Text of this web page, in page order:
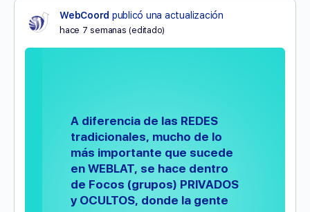
WebCoord publicó una actualización
hace 7 semanas (editado)
A diferencia de las REDES
tradicionales, mucho de lo
más importante que sucede
en WEBLAT, se hace dentro
de Focos (grupos) PRIVADOS
y OCULTOS, donde la gente